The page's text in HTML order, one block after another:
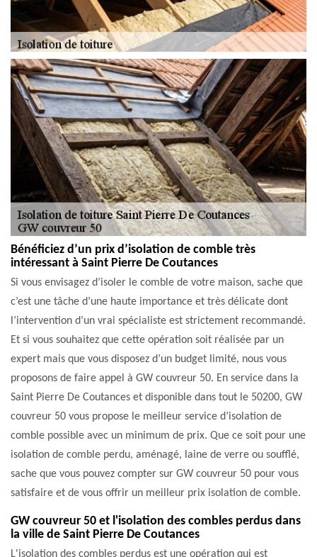
Bénéficiez d’un prix d’isolation de comble très
intéressant à Saint Pierre De Coutances
Si vous envisagez d’isoler le comble de votre maison, sache que
c’est une tâche d’une haute importance et très délicate dont
l’intervention d’un vrai spécialiste est strictement recommandé.
Et si vous souhaitez que cette opération soit réalisée par un
expert mais que vous disposez d’un budget limité, nous vous
proposons de faire appel à GW couvreur 50. En service dans la
Saint Pierre De Coutances et disponible dans tout le 50200, GW
couvreur 50 vous propose le meilleur service d’isolation de
comble possible avec un minimum de prix. Que ce soit pour une
isolation de comble perdu, aménagé, laine de verre ou soufflé,
sache que vous pouvez compter sur GW couvreur 50 pour vous
satisfaire et de vous offrir un meilleur prix isolation de comble.
GW couvreur 50 et l'isolation des combles perdus dans
la ville de Saint Pierre De Coutances
L'isolation des combles perdus est une opération qui est